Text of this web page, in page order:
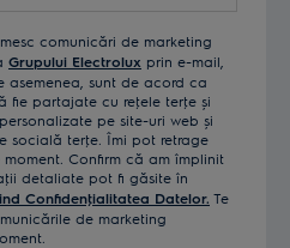
comunicări de marketing
Grupului Electrolux prin e-mail,
asemenea, sunt de acord ca
fie partajate cu reţele terţe și
pe site-uri web și
socială terţe. Îmi pot retrage
Confirm că am împlinit
detaliate pot fi găsite în
Confidenţialitatea Datelor. Te
de marketing